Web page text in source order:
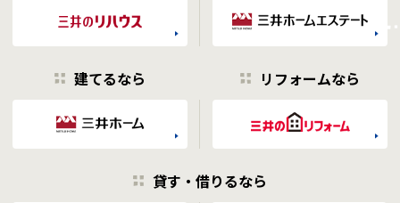
建てるなら リフォームなら
貸す・借りるなら